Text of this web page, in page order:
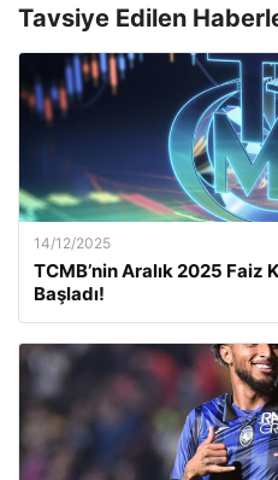
Tavsiye Edilen
14/12/2025
TCMB’nin Aralık 2025 Faiz
Başladı!